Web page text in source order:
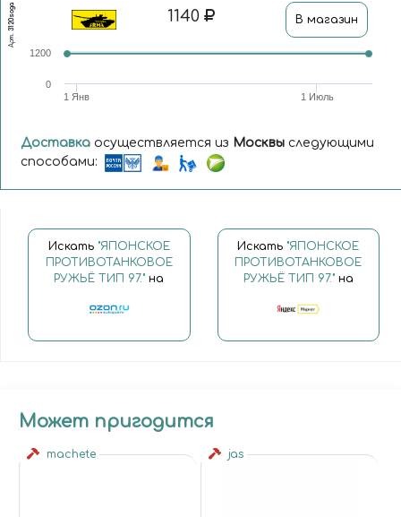
Арт.
3120soga 1140 В магазин
1 Янв 1 Июль
0
1200
Доставка осуществляется из Москвы следующими
способами:
Искать "ЯПОНСКОЕ
ПРОТИВОТАНКОВОЕ
РУЖЬЁ ТИП 97." на
Искать "ЯПОНСКОЕ
ПРОТИВОТАНКОВОЕ
РУЖЬЁ ТИП 97."на
Может пригодится
machete jas